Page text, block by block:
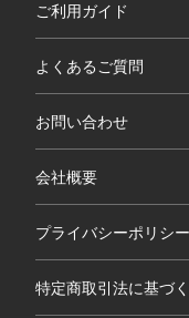
ご利用ガイド
よくあるご質問
お問い合わせ
会社概要
プライバシーポリシー
特定商取引法に基づ